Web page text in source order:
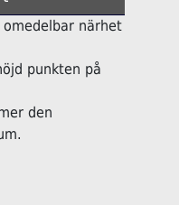
närhet
punkten på
den